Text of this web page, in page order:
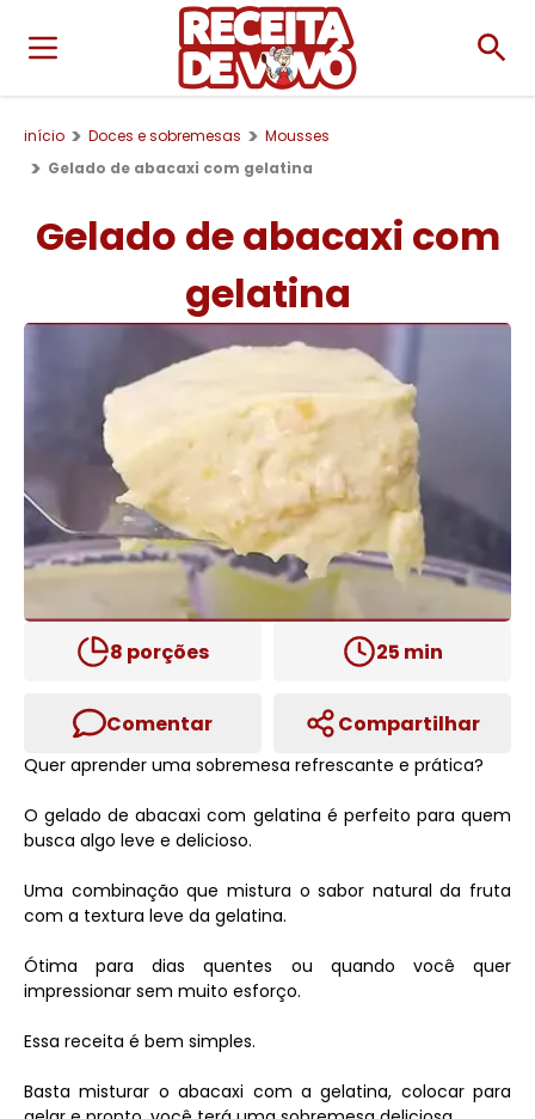
início Doces e sobremesas
Mousses
Gelado de abacaxi com gelatina
Gelado de abacaxi com
gelatina
8 porções 25 min
Comentar Compartilhar
Quer aprender uma sobremesa refrescante e prática?
O gelado de abacaxi com gelatina é perfeito para quem
busca algo leve e delicioso.
Uma combinação que mistura o sabor natural da fruta
com a textura leve da gelatina.
Ótima para dias quentes ou quando você quer
impressionar sem muito esforço.
Essa receita é bem simples.
Basta misturar o abacaxi com a gelatina, colocar para